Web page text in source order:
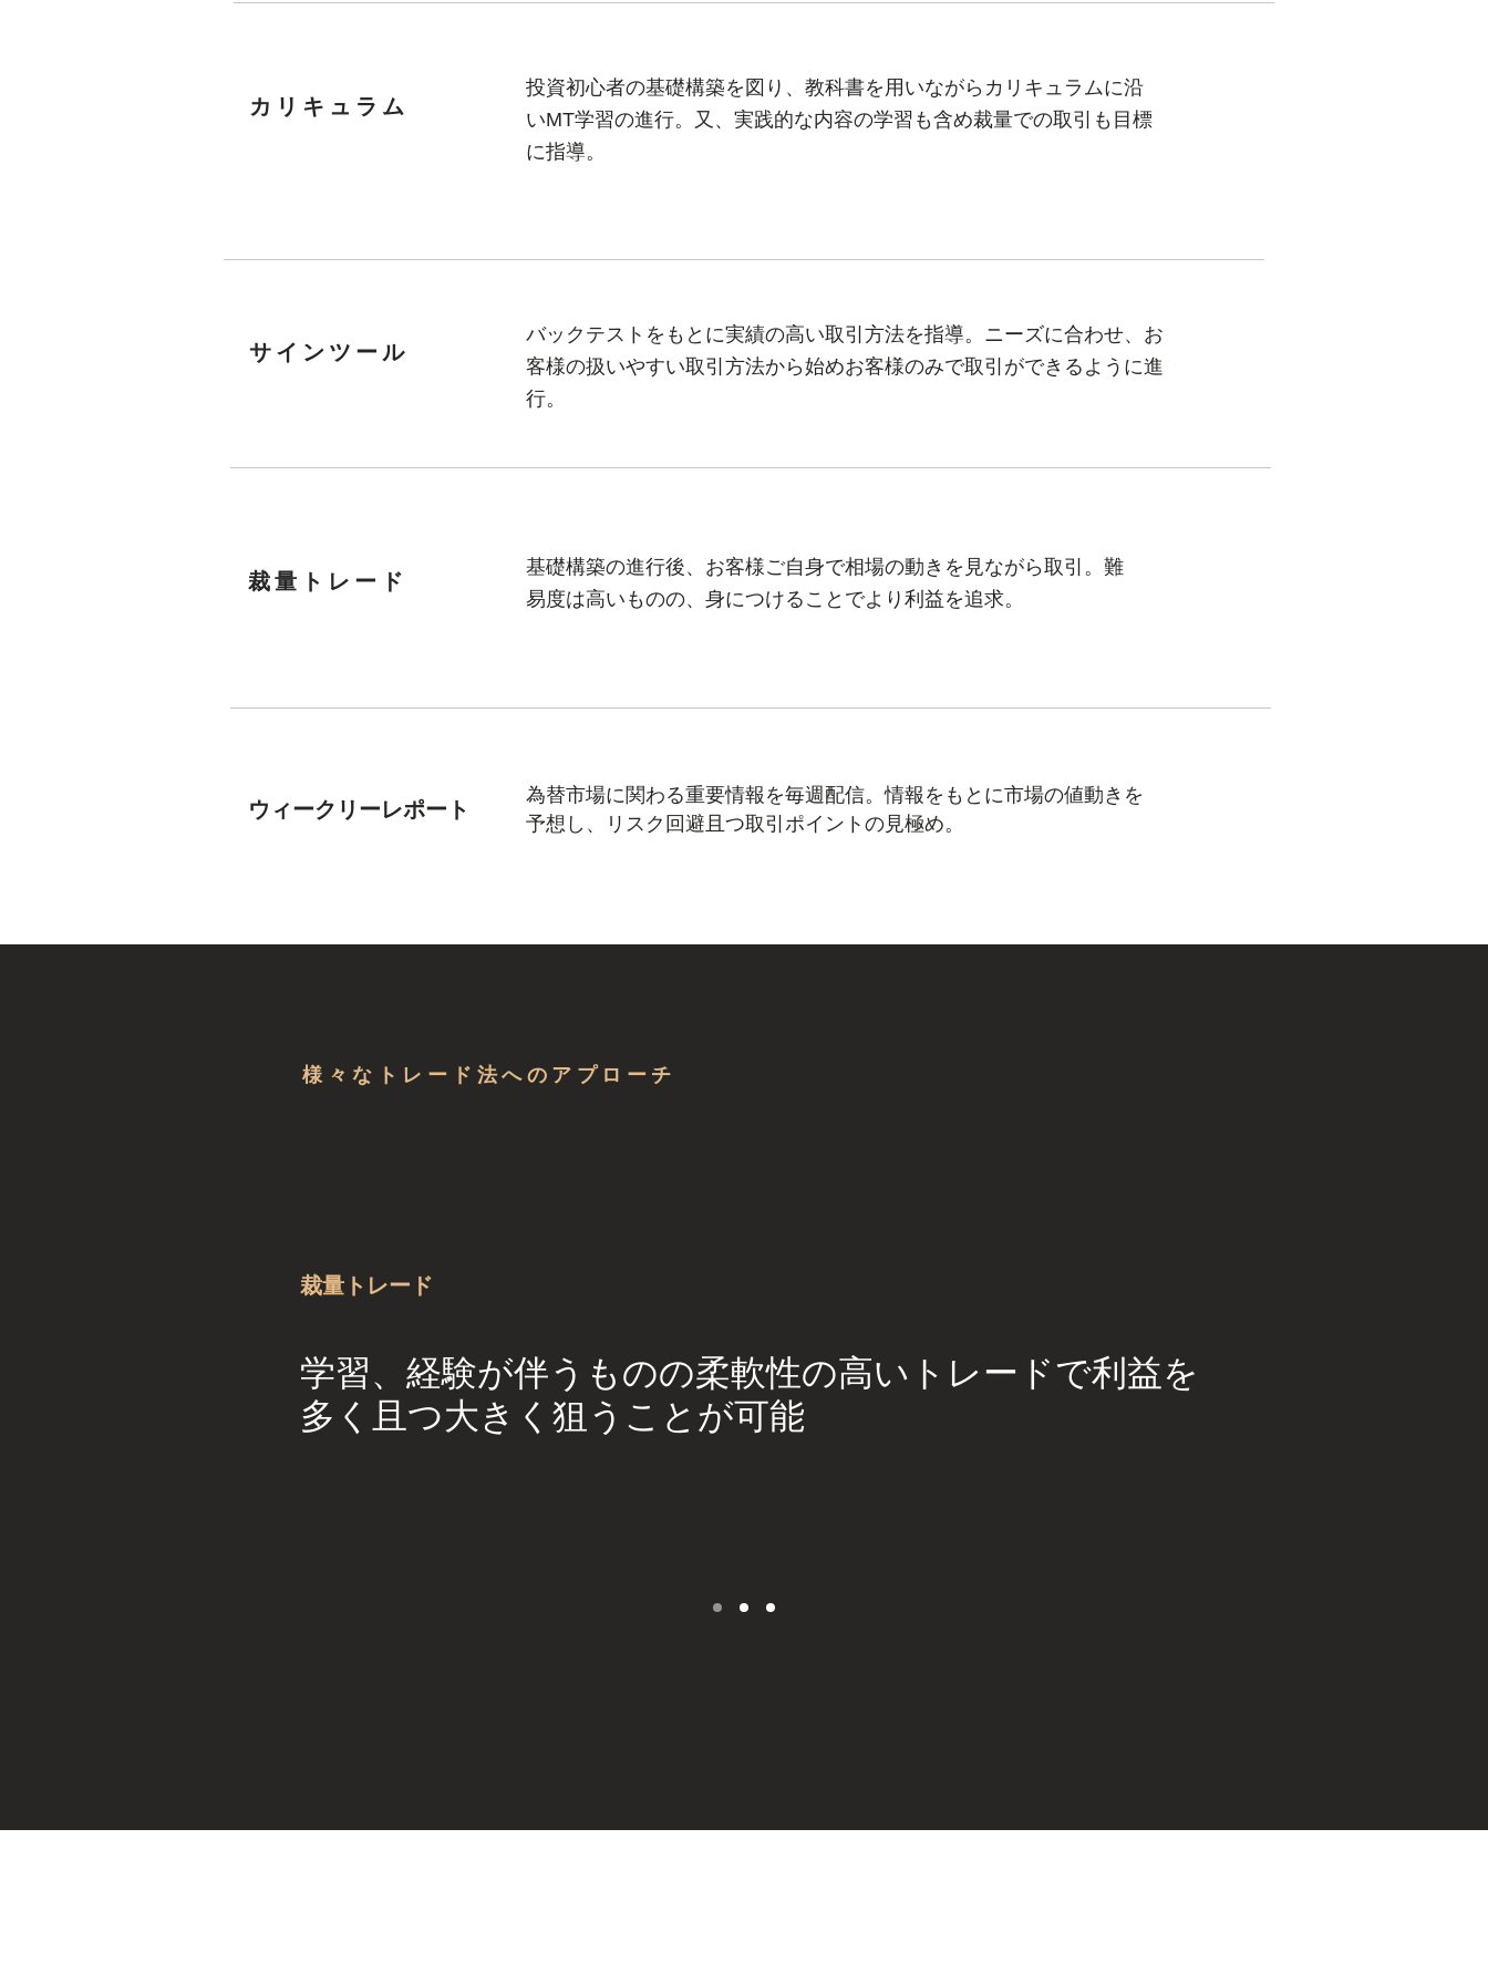
​カリキュラム
​投資初心者の基礎構築を図り、教科書を用いながらカリキュラムに沿
いMT学習の進行。又、実践的な内容の学習も含め裁量での取引も目標
に指導。
​サインツール
​バックテストをもとに実績の高い取引方法を指導。ニーズに合わせ、お
客様の扱いやすい取引方法から始めお客様のみで取引ができるように進
行。
​裁量トレード
​基礎構築の進行後、お客様ご自身で相場の動きを見ながら取引。難
易度は高いものの、身につけることでより利益を追求。
​ウィークリーレポート
​為替市場に関わる重要情報を毎週配信。情報をもとに市場の値動きを
予想し、リスク回避且つ取引ポイントの見極め。
​様々なトレード法へのアプローチ
裁量トレード
​学習、経験が伴うものの柔軟性の高いトレードで利益を
多く且つ大きく狙うことが可能